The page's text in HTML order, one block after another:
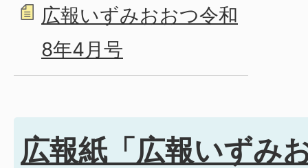
広報いずみおおつ令和
8年4月号
広報紙「広報いずみ